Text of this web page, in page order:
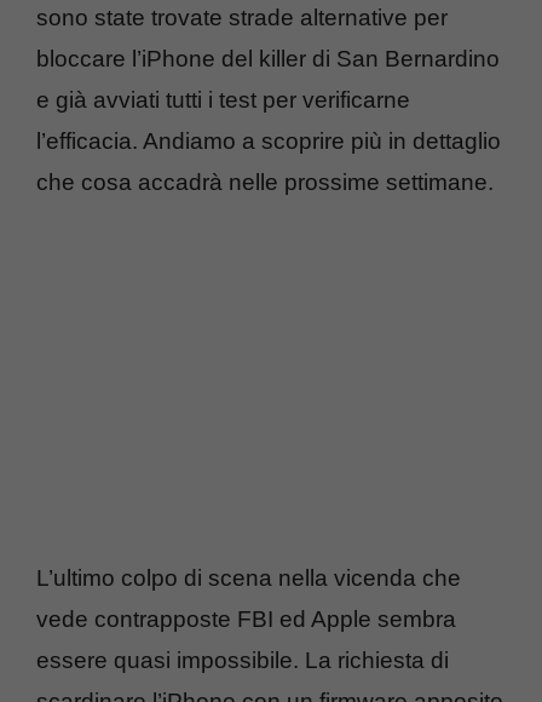
sono state trovate strade alternative per
bloccare l’iPhone del killer di San Bernardino
e già avviati tutti i test per verificarne
l’efficacia. Andiamo a scoprire più in dettaglio
che cosa accadrà nelle prossime settimane.
L’ultimo colpo di scena nella vicenda che
vede contrapposte FBI ed Apple sembra
essere quasi impossibile. La richiesta di